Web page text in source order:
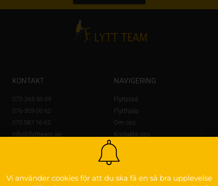
KONTAKT
072-265 30 09
076-309 00 62
070 587 16 62
Info@flyttteam.se
NAVIGERING
Flyttstäd
Flytthjälp
Om oss
Kontakta oss
Vi använder cookies för att du ska få en så bra upplevelse